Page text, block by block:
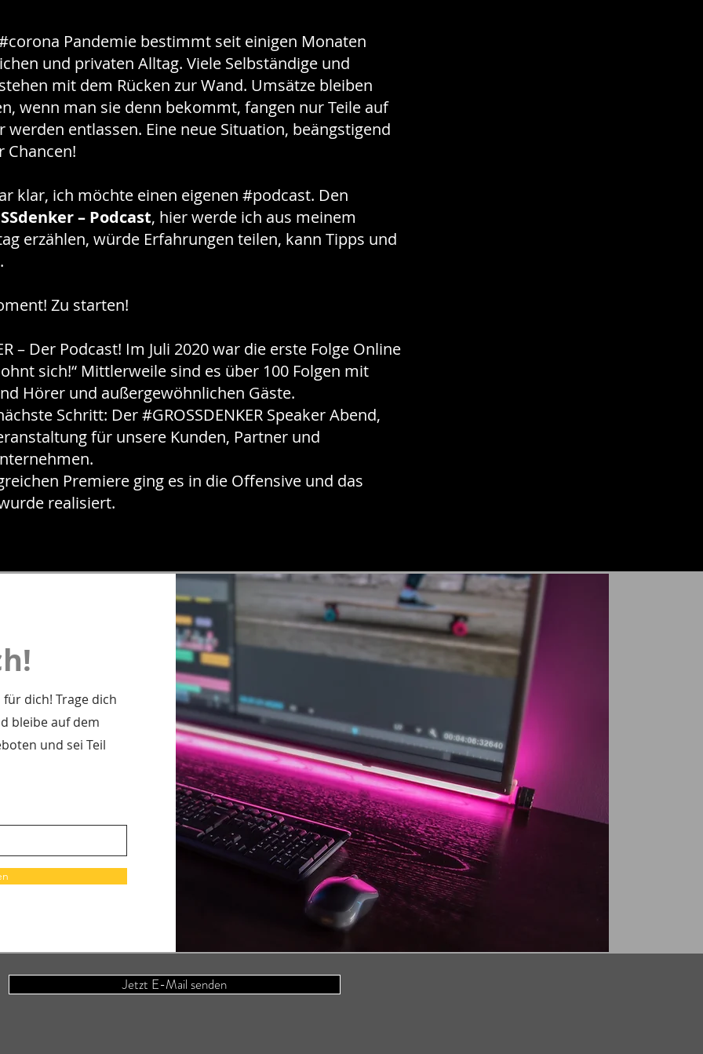
Pandemie bestimmt seit einigen Monaten
und privaten Alltag. Viele Selbständige und
mit dem Rücken zur Wand. Umsätze bleiben
wenn man sie denn bekommt, fangen nur Teile auf
entlassen. Eine neue Situation, beängstigend
Chancen!
klar, ich möchte einen eigenen #podcast. Den
– Podcast, hier werde ich aus meinem
erzählen, würde Erfahrungen teilen, kann Tipps und
Zu starten!
– Der Podcast! Im Juli 2020 war die erste Folge Online
sich!“ Mittlerweile sind es über 100 Folgen mit
Hörer und außergewöhnlichen Gäste.
Schritt: Der #GROSSDENKER Speaker Abend,
für unsere Kunden, Partner und
Premiere ging es in die Offensive und das
realisiert.
dich! Trage dich
bleibe auf dem
und sei Teil
Jetzt E-Mail senden